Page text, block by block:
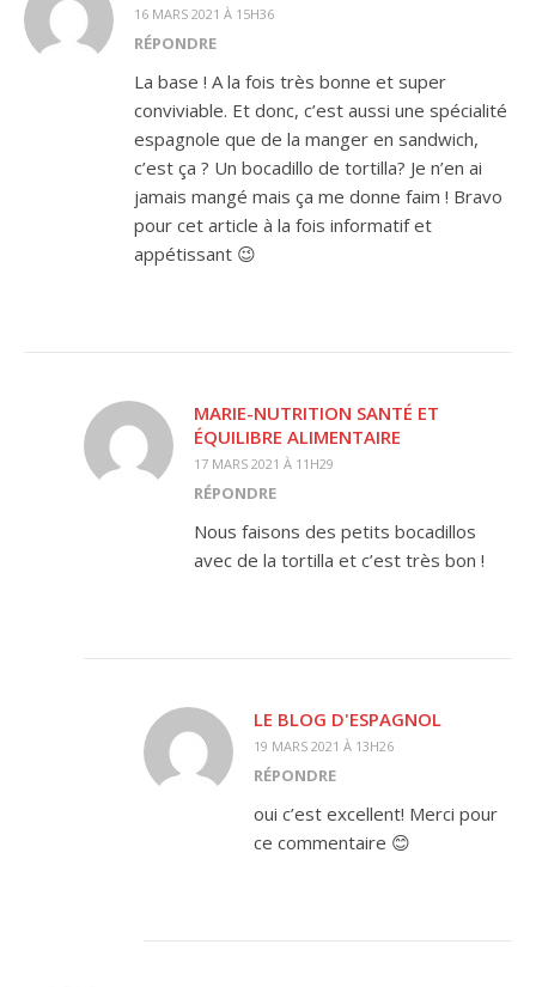
16 MARS 2021 À 15H36
RÉPONDRE
La base ! A la fois très bonne et super
conviviable. Et donc, c’est aussi une spécialité
espagnole que de la manger en sandwich,
c’est ça ? Un bocadillo de tortilla? Je n’en ai
jamais mangé mais ça me donne faim ! Bravo
pour cet article à la fois informatif et
appétissant 😉
MARIE-NUTRITION SANTÉ ET
ÉQUILIBRE ALIMENTAIRE
17 MARS 2021 À 11H29
RÉPONDRE
Nous faisons des petits bocadillos
avec de la tortilla et c’est très bon !
LE BLOG D'ESPAGNOL
19 MARS 2021 À 13H26
RÉPONDRE
oui c’est excellent! Merci pour
ce commentaire 😊